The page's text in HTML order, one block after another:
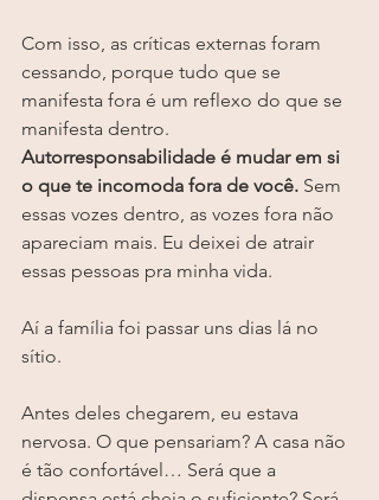
Com isso, as críticas externas foram
cessando, porque tudo que se
manifesta fora é um reflexo do que se
manifesta dentro.
Autorresponsabilidade é mudar em si
o que te incomoda fora de você. Sem
essas vozes dentro, as vozes fora não
apareciam mais. Eu deixei de atrair
essas pessoas pra minha vida.
Aí a família foi passar uns dias lá no
sítio.
Antes deles chegarem, eu estava
nervosa. O que pensariam? A casa não
é tão confortável… Será que a